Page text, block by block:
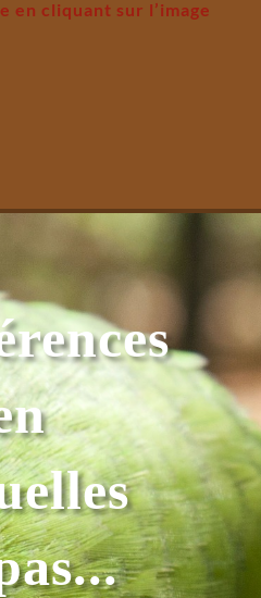
en cliquant sur l’image